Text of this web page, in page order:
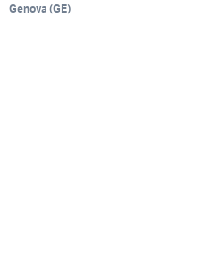
Genova (GE)